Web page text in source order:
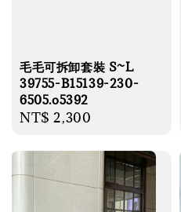
毛毛可拆卸套裝 S~L
39755-B15139-230-
6505.o5392
Regular
NT$ 2,300